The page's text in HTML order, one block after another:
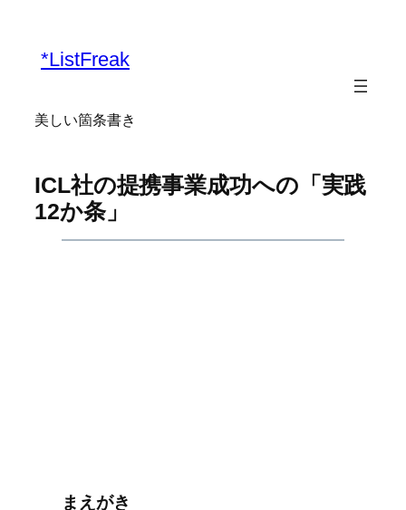
*ListFreak
美しい箇条書き
ICL社の提携事業成功への「実践
12か条」
まえがき